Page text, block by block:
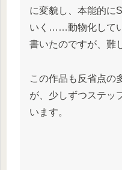
に変貌し、本能的に
いく……動物化して
書いたのですが、難
この作品も反省点の
が、少しずつステッ
います。